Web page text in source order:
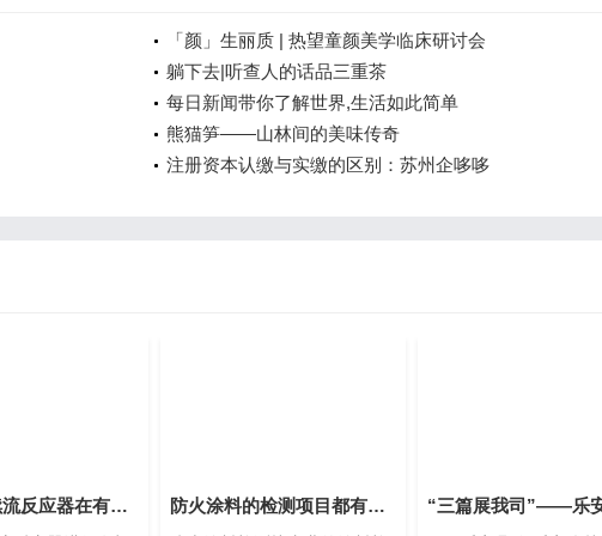
「颜」生丽质 | 热望童颜美学临床研讨会
躺下去|听查人的话品三重茶
每日新闻带你了解世界,生活如此简单
熊猫笋——山林间的美味传奇
注册资本认缴与实缴的区别：苏州企哆哆
微通道连续流反应器在有机合成中的应用 防火涂料的检测项目都有哪些？